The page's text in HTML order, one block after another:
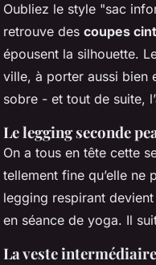
Oubliez le style "sac
retrouve des coupes
épousent la silhouette.
ville, à porter aussi bien
sobre - et tout de suite,
Le legging seconde
On a tous en tête cette
tellement fine qu’elle ne
legging respirant devient
en séance de yoga. Il
La veste